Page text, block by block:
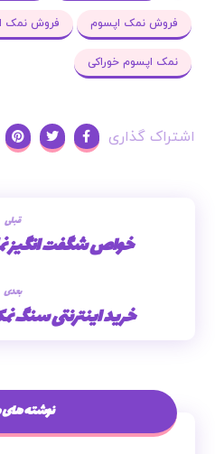
فروش نمک اپسوم فروش نمک
نمک اپسوم خوراکی
قبلی
خواص شگفت انگیز
بعدی
خرید اینترنتی سنگ
نوشته